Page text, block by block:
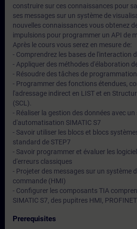
construire sur ces connaissances pour
ses messages sur un système de
nouvelles connaissances vous obtenez
impulsions pour programmer un API de
Après le cours vous serez en mesure de:
- Comprendrez les bases de l'interaction
- Appliquer des méthodes d'élaboration
- Résoudre des tâches de
- Programmer des fonctions étendues,
l'adressage indirect en LIST et en
(SCL).
- Réaliser la gestion des données avec
d'automatisation SIMATIC S7
- Savoir utiliser les blocs et blocs
standard de STEP7
- Savoir programmer et évaluer les
d'erreurs classiques
- Projeter des messages sur un système
commande (HMI)
- Configurer les composants TIA
SIMATIC S7, des pupitres HMI, PROFINET
Prerequisites